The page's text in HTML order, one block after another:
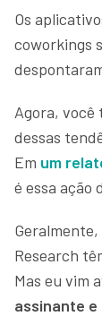
Os
coworkings
Agora, você
dessas
Em um
é essa ação
Research
Mas eu vim
assinante e